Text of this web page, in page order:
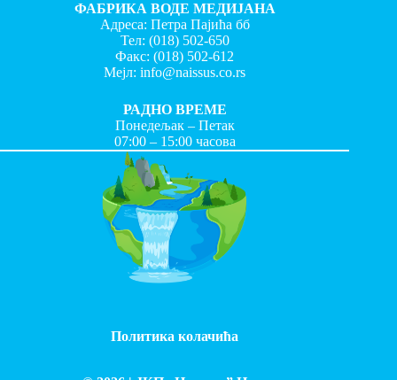
ФАБРИКА ВОДЕ МЕДИЈАНА
Адреса: Петра Пајића бб
Тел: (018) 502-650
Факс:(018) 502-612
Мејл:info@naissus.co.rs
РАДНО ВРЕМЕ
Понедељак – Петак
07:00 – 15:00 часова
Политика колачића